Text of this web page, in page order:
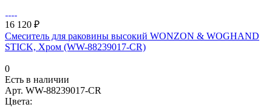
16 120 ₽
Смеситель для раковины высокий WONZON & WOGHAND
STICK, Хром (WW-88239017-CR)
0
Есть в наличии
Арт. WW-88239017-CR
Цвета: